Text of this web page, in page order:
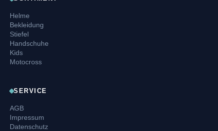
Helme
Bekleidung
Stiefel
Handschuhe
Kids
Motocross
SERVICE
AGB
Impressum
Datenschutz